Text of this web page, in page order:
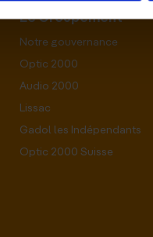
Le Groupement
Notre gouvernance
Optic 2000
Audio 2000
Lissac
Gadol les Indépendants
Optic 2000 Suisse